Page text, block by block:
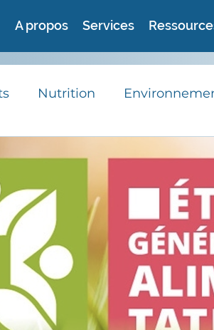
A propos Services
Nutrition
alimentaire Actualités